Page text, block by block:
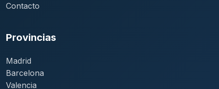
Contacto
Provincias
Madrid
Barcelona
Valencia